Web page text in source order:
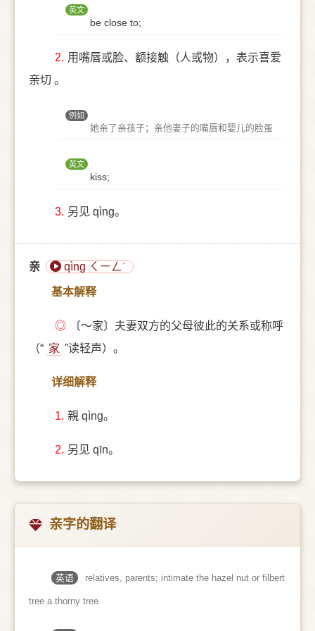
英文
be close to;
2. 用嘴唇或脸、额接触（人或物），表示喜爱
亲切 。
例如
她亲了亲孩子；亲他妻子的嘴唇和婴儿的脸蛋
英文
kiss;
3. 另见 qìng。
亲 qìng ㄑㄧㄥˋ
基本解释
◎
〔～家〕夫妻双方的父母彼此的关系或称呼
（“ 家 ”读轻声）。
详细解释
1. 親 qìng。
2. 另见 qīn。
亲字的翻译
英语 relatives, parents; intimate the hazel nut or filbert
tree a thorny tree